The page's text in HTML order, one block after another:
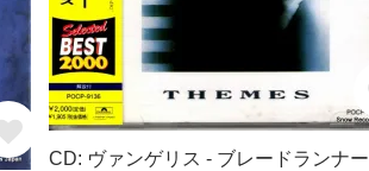
CD: ヴァンゲリス - ブレードランナー